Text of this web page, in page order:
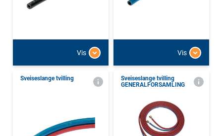
Vis Vis
Sveiseslange tvilling
Sveiseslange tvilling
GENERALFORSAMLING